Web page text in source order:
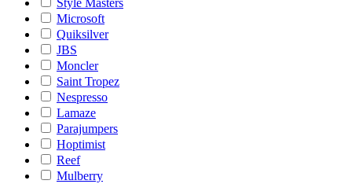
Style Masters
Microsoft
Quiksilver
JBS
Moncler
Saint Tropez
Nespresso
Lamaze
Parajumpers
Hoptimist
Reef
Mulberry